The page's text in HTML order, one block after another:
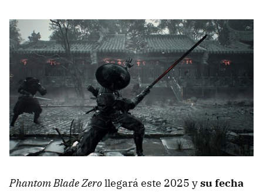
Phantom Blade Zerollegará este 2025 ysu fecha